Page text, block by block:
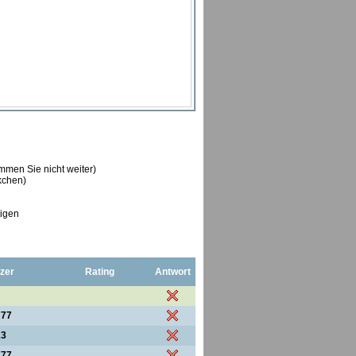
Sie nicht weiter)
Rating Antwort